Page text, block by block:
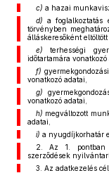
c) a hazai
d) a foglalkoztatás
törvényben
álláskeresőként
e) terhességi
időtartamára vonatkozó
f)
vonatkozó adatai,
g)
vonatkozó adatai,
h) megváltozott
adatai,
i) a nyugdíjkorhatár
2. Az 1. pontban
szerződések
3. Az adatkezelés